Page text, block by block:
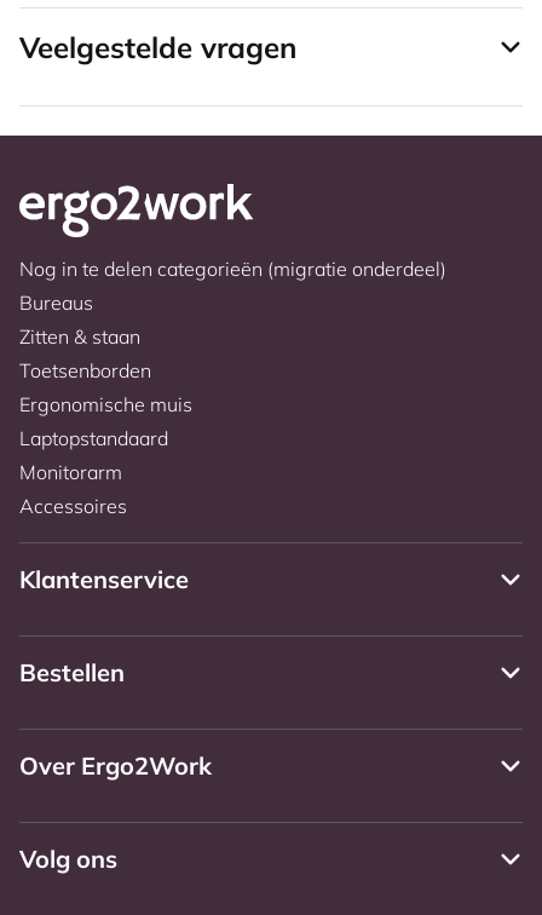
Veelgestelde vragen
Nog in te delen categorieën (migratie onderdeel)
Bureaus
Zitten & staan
Toetsenborden
Ergonomische muis
Laptopstandaard
Monitorarm
Accessoires
Klantenservice
Bestellen
Over Ergo2Work
Volg ons